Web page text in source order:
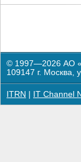
© 1997—2026 АО
109147 г. Москва,
ITRN IT Channel